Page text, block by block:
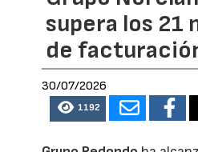
supera los 21
de
30/07/2026
1192